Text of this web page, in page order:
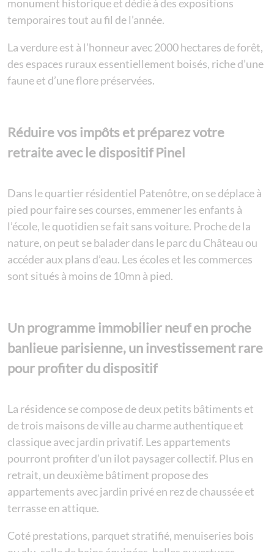
monument historique et dédié à des expositions
temporaires tout au fil de l’année.
La verdure est à l’honneur avec 2000 hectares de forêt,
des espaces ruraux essentiellement boisés, riche d’une
faune et d’une flore préservées.
Réduire vos impôts et préparez votre
retraite avec le dispositif Pinel
Dans le quartier résidentiel Patenôtre, on se déplace à
pied pour faire ses courses, emmener les enfants à
l’école, le quotidien se fait sans voiture. Proche de la
nature, on peut se balader dans le parc du Château ou
accéder aux plans d’eau. Les écoles et les commerces
sont situés à moins de 10mn à pied.
Un programme immobilier neuf en proche
banlieue parisienne, un investissement rare
pour profiter du dispositif
La résidence se compose de deux petits bâtiments et
de trois maisons de ville au charme authentique et
classique avec jardin privatif. Les appartements
pourront profiter d’un ilot paysager collectif. Plus en
retrait, un deuxième bâtiment propose des
appartements avec jardin privé en rez de chaussée et
terrasse en attique.
Coté prestations, parquet stratifié, menuiseries bois